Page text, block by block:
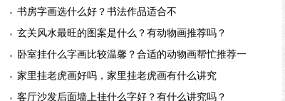
书房字画选什么好？书法作品适合不
玄关风水最旺的图案是什么？有动物画推荐吗？
卧室挂什么字画比较温馨？合适的动物画帮忙推荐一
幅
家里挂老虎画好吗，家里挂老虎画有什么讲究
客厅沙发后面墙上挂什么字好？有什么讲究吗？